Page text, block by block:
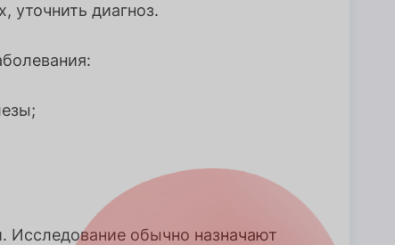
уточнить диагноз.
Исследование обычно назначают